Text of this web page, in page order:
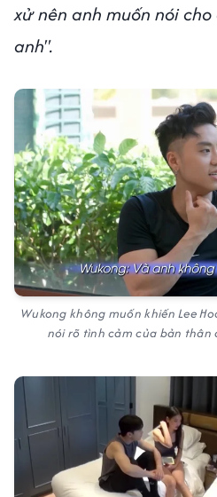
xử nên anh muốn nói
anh".
Wukong không muốn khiến Lee
nói rõ tình cảm của bản thân